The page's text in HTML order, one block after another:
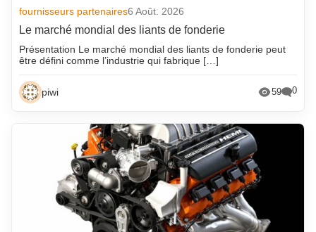
fournisseurs partenaires6 Août. 2026
Le marché mondial des liants de fonderie
Présentation Le marché mondial des liants de fonderie peut
être défini comme l’industrie qui fabrique […]
piwi 59 0